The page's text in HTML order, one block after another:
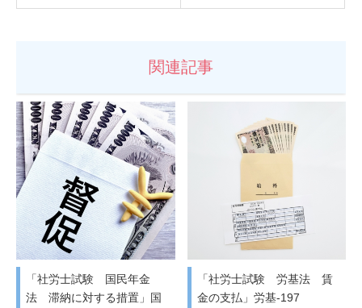
関連記事
「社労士試験 国民年金
法 滞納に対する措置」国
「社労士試験 労基法 賃
金の支払」労基-197